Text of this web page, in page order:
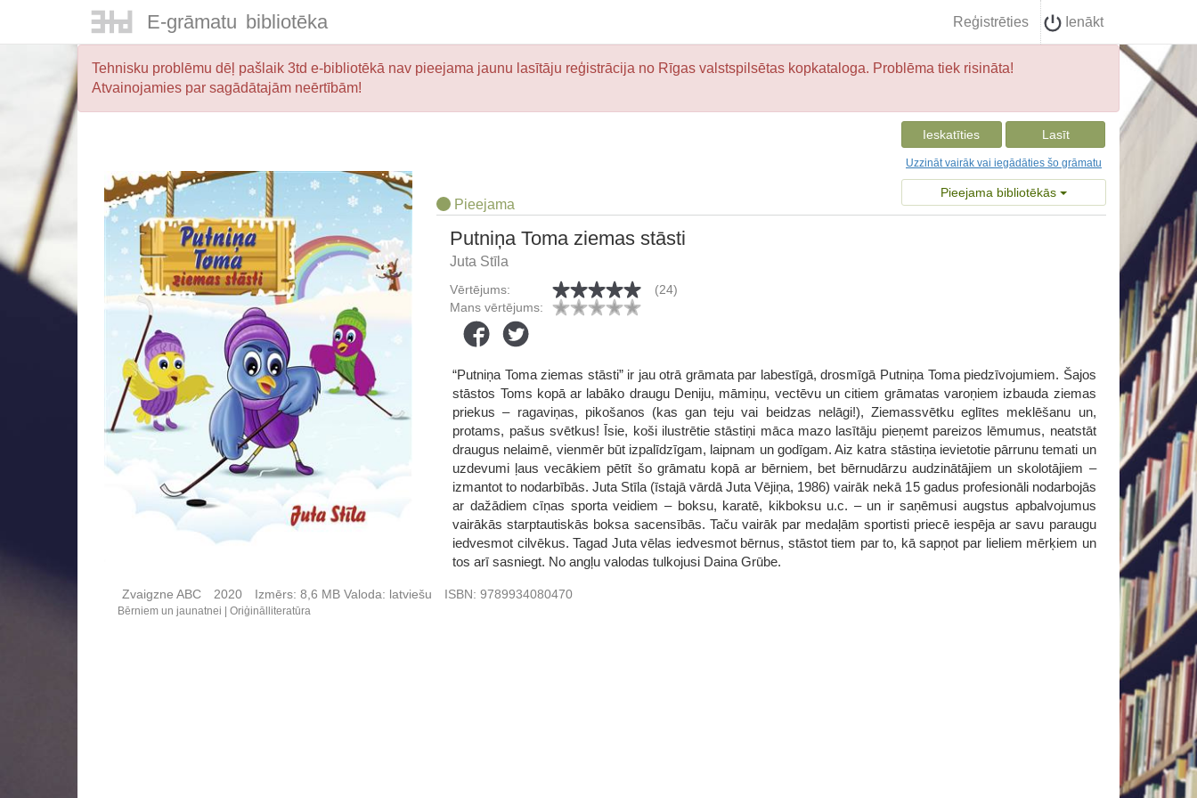
E-grāmatu bibliotēka Reģistrēties Ienākt
Tehnisku problēmu dēļ pašlaik 3td e-bibliotēkā nav pieejama jaunu lasītāju reģistrācija no Rīgas valstspilsētas kopkataloga. Problēma tiek risināta!
Atvainojamies par sagādātajām neērtībām!
Ieskatīties Lasīt
Uzzināt vairāk vai iegādāties šo grāmatu
Pieejama bibliotēkās
Pieejama
Putniņa Toma ziemas stāsti
Juta Stīla
Vērtējums:
(24)
Mans vērtējums:
“Putniņa Toma ziemas stāsti” ir jau otrā grāmata par labestīgā, drosmīgā Putniņa Toma piedzīvojumiem. Šajos
stāstos Toms kopā ar labāko draugu Deniju, māmiņu, vectēvu un citiem grāmatas varoņiem izbauda ziemas
priekus – ragaviņas, pikošanos (kas gan teju vai beidzas nelāgi!), Ziemassvētku eglītes meklēšanu un,
protams, pašus svētkus! Īsie, koši ilustrētie stāstiņi māca mazo lasītāju pieņemt pareizos lēmumus, neatstāt
draugus nelaimē, vienmēr būt izpalīdzīgam, laipnam un godīgam. Aiz katra stāstiņa ievietotie pārrunu temati un
uzdevumi ļaus vecākiem pētīt šo grāmatu kopā ar bērniem, bet bērnudārzu audzinātājiem un skolotājiem –
izmantot to nodarbībās. Juta Stīla (īstajā vārdā Juta Vējiņa, 1986) vairāk nekā 15 gadus profesionāli nodarbojās
ar dažādiem cīņas sporta veidiem – boksu, karatē, kikboksu u.c. – un ir saņēmusi augstus apbalvojumus
vairākās starptautiskās boksa sacensībās. Taču vairāk par medaļām sportisti priecē iespēja ar savu paraugu
iedvesmot cilvēkus. Tagad Juta vēlas iedvesmot bērnus, stāstot tiem par to, kā sapņot par lieliem mērķiem un
tos arī sasniegt. No angļu valodas tulkojusi Daina Grūbe.
Zvaigzne ABC 2020 Izmērs: 8,6 MB Valoda: latviešu ISBN: 9789934080470
Bērniem un jaunatnei Oriģinālliteratūra